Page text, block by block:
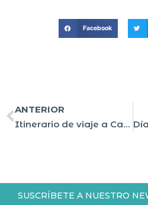
Facebook
ANTERIOR
Itinerario de viaje a Cancún; 4 Días de pura diversión
SUSCRÍBETE A NUESTRO